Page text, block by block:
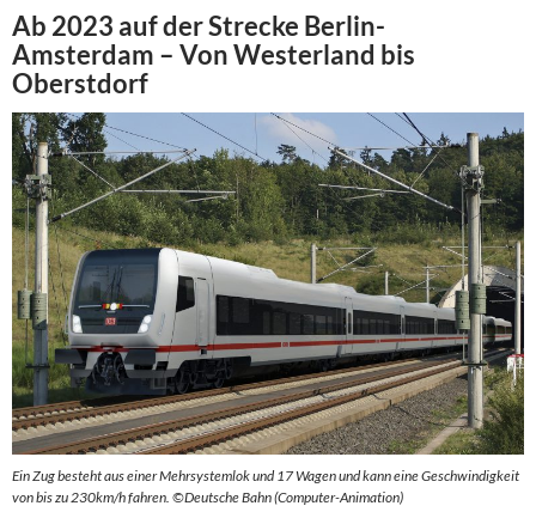
Ab 2023 auf der Strecke Berlin-
Amsterdam – Von Westerland bis
Oberstdorf
Ein Zug besteht aus einer Mehrsystemlok und 17 Wagen und kann eine Geschwindigkeit
von bis zu 230km/h fahren. ©Deutsche Bahn (Computer-Animation)